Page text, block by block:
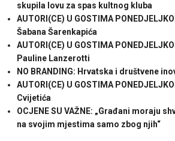
skupila lovu za spas kultnog kluba
AUTORI(CE) U GOSTIMA
Šabana Šarenkapića
AUTORI(CE) U GOSTIMA
Pauline Lanzerotti
NO BRANDING: Hrvatska i društvene
AUTORI(CE) U GOSTIMA
Cvijetića
OCJENE SU VAŽNE: „Građani moraju
na svojim mjestima samo zbog njih“